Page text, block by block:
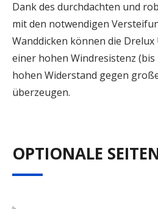
Dank des durchdachten und
mit den notwendigen
Wanddicken können die
einer hohen Windresistenz
hohen Widerstand gegen
überzeugen.
OPTIONALE